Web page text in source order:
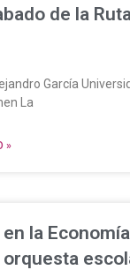
de la
García
La
»
la
orquesta